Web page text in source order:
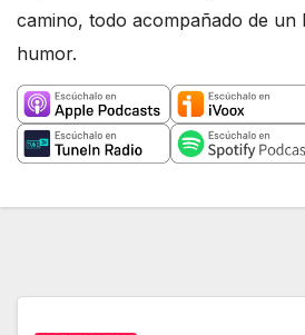
camino, todo acompañado de un
humor.